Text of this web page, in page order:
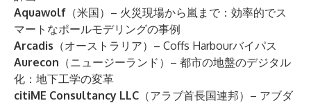
Aquawolf （米国）– 火災現場から嵐まで：効率的でス
マートなポールモデリングの事例
Arcadis （オーストラリア）– Coffs Harbourバイパス
Aurecon （ニュージーランド）– 都市の地盤のデジタル
化：地下工学の変革
citiME Consultancy LLC （アラブ首長国連邦）– アブダ